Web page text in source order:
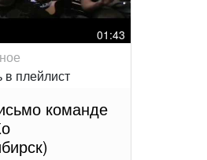
01:43
команде